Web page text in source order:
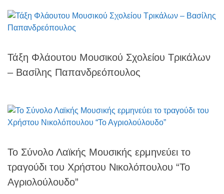
Τάξη Φλάουτου Μουσικού Σχολείου Τρικάλων
– Βασίλης Παπανδρεόπουλος
To Σύνολο Λαϊκής Μουσικής ερμηνεύει το
τραγούδι του Χρήστου Νικολόπουλου “Το
Αγριολούλουδο”